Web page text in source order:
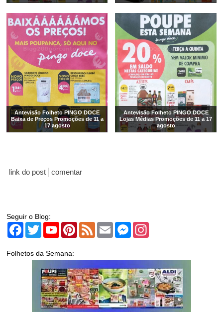
Antevisão Folheto PINGO DOCE
Baixa de Preços Promoções de 11 a
17 agosto
Antevisão Folheto PINGO DOCE
Lojas Médias Promoções de 11 a 17
agosto
link do post comentar
Seguir o Blog:
Facebook
TwitterYouTubePinterest
Feed Email Messenger
Folhetos da Semana: